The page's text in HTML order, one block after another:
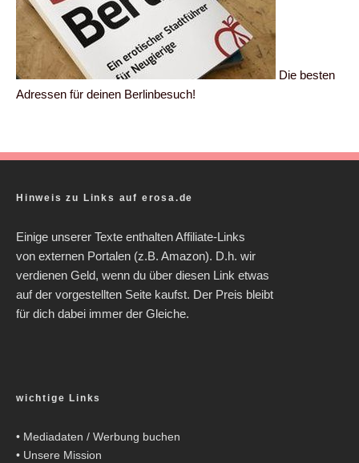
Die besten
Adressen für deinen Berlinbesuch!
Hinweis zu Links auf erosa.de
Einige unserer Texte enthalten Affiliate-Links
von externen Portalen (z.B. Amazon). D.h. wir
verdienen Geld, wenn du über diesen Link etwas
auf der vorgestellten Seite kaufst. Der Preis bleibt
für dich dabei immer der Gleiche.
wichtige Links
• Mediadaten / Werbung buchen
• Unsere Mission